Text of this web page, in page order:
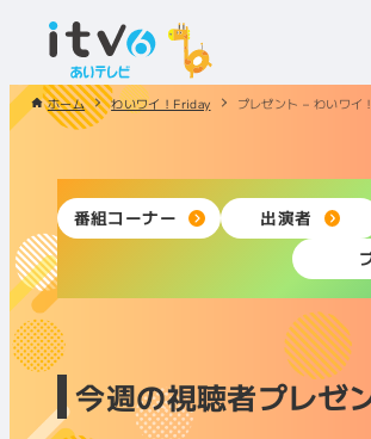
ホーム わいワイ！Friday プレゼント – わいワイ
番組コーナー 出演者
今週の視聴者プレゼ